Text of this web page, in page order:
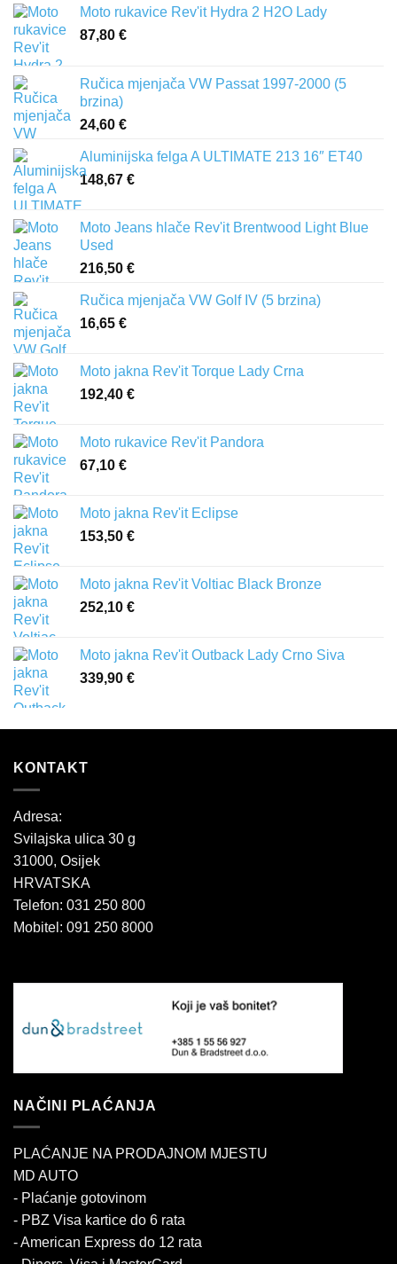
Moto rukavice Rev'it Hydra 2 H2O Lady
87,80 €
Ručica mjenjača VW Passat 1997-2000 (5
brzina)
24,60 €
Aluminijska felga A ULTIMATE 213 16″ ET40
148,67 €
Moto Jeans hlače Rev'it Brentwood Light Blue
Used
216,50 €
Ručica mjenjača VW Golf IV (5 brzina)
16,65 €
Moto jakna Rev'it Torque Lady Crna
192,40 €
Moto rukavice Rev'it Pandora
67,10 €
Moto jakna Rev'it Eclipse
153,50 €
Moto jakna Rev'it Voltiac Black Bronze
252,10 €
Moto jakna Rev'it Outback Lady Crno Siva
339,90 €
KONTAKT
Adresa:
Svilajska ulica 30 g
31000, Osijek
HRVATSKA
Telefon: 031 250 800
Mobitel: 091 250 8000
NAČINI PLAĆANJA
PLAĆANJE NA PRODAJNOM MJESTU
MD AUTO
- Plaćanje gotovinom
- PBZ Visa kartice do 6 rata
- American Express do 12 rata